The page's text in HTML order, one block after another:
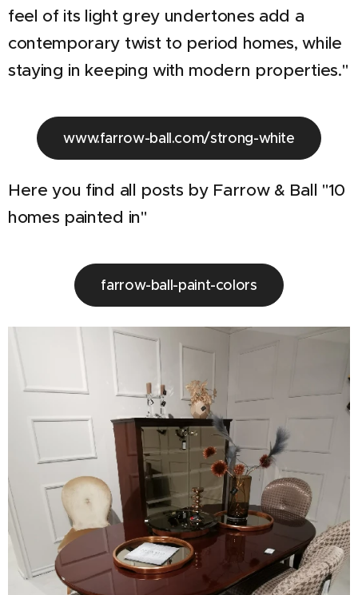
feel of its light grey undertones add a
contemporary twist to period homes, while
staying in keeping with modern properties."
www.farrow-ball.com/strong-white
Here you find all posts by Farrow & Ball "10
homes painted in"
farrow-ball-paint-colors